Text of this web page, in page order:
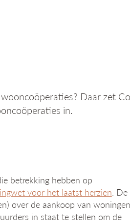
Daar zet
in.
betrekking hebben op
voor het laatst herzien. De
over de aankoop van
in staat te stellen om de